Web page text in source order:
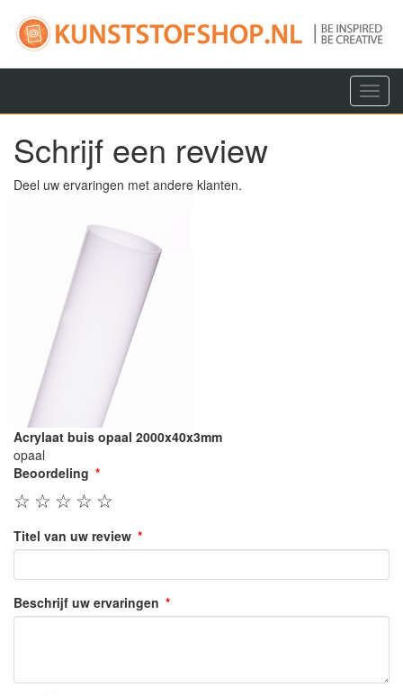
Menu
Schrijf een review
Deel uw ervaringen met andere klanten.
Acrylaat buis opaal 2000x40x3mm
opaal
Beoordeling
☆
☆
☆
☆
☆
Titel van uw review
Beschrijf uw ervaringen